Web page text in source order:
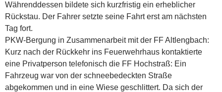
Währenddessen bildete sich kurzfristig ein erheblicher
Rückstau. Der Fahrer setzte seine Fahrt erst am nächsten
Tag fort.
PKW-Bergung in Zusammenarbeit mit der FF Altlengbach:
Kurz nach der Rückkehr ins Feuerwehrhaus kontaktierte
eine Privatperson telefonisch die FF Hochstraß: Ein
Fahrzeug war von der schneebedeckten Straße
abgekommen und in eine Wiese geschlittert. Da sich der